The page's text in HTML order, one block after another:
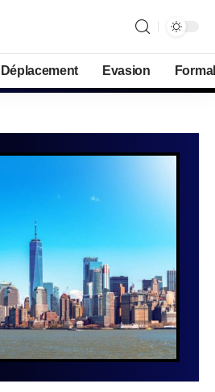
Déplacement Evasion